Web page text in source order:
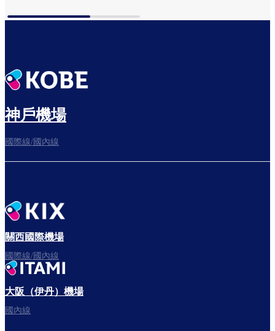
神戶機場
國際線/國內線
關西國際機場
國際線/國內線
大阪（伊丹）機場
國內線